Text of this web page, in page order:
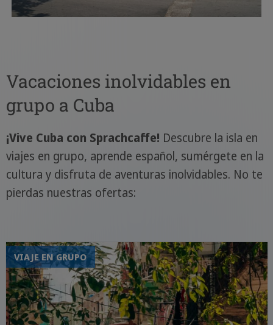
Vacaciones inolvidables en
grupo a Cuba
¡Vive Cuba con Sprachcaffe! Descubre la isla en
viajes en grupo, aprende español, sumérgete en la
cultura y disfruta de aventuras inolvidables. No te
pierdas nuestras ofertas:
VIAJE EN GRUPO